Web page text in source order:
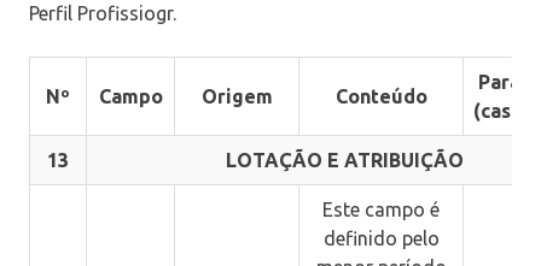
Perfil Profissiogr.
Nº Campo Origem Conteúdo
(caso
13 LOTAÇÃO E ATRIBUIÇÃO
Este campo é
definido pelo